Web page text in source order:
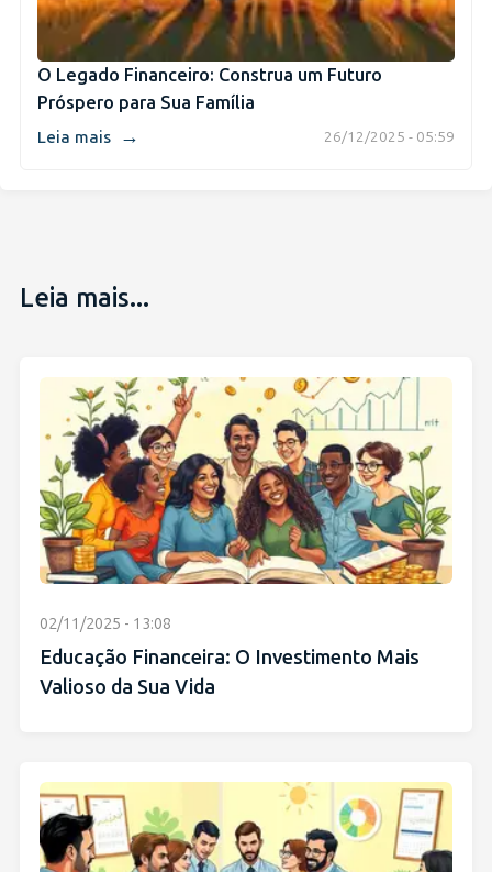
O Legado Financeiro: Construa um Futuro
Próspero para Sua Família
26/12/2025 - 05:59
Leia mais →
Leia mais...
02/11/2025 - 13:08
Educação Financeira: O Investimento Mais
Valioso da Sua Vida